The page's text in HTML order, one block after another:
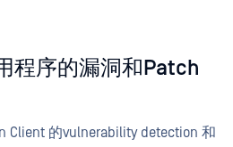
程序的漏洞和Patch
Client 的vulnerability detection 和